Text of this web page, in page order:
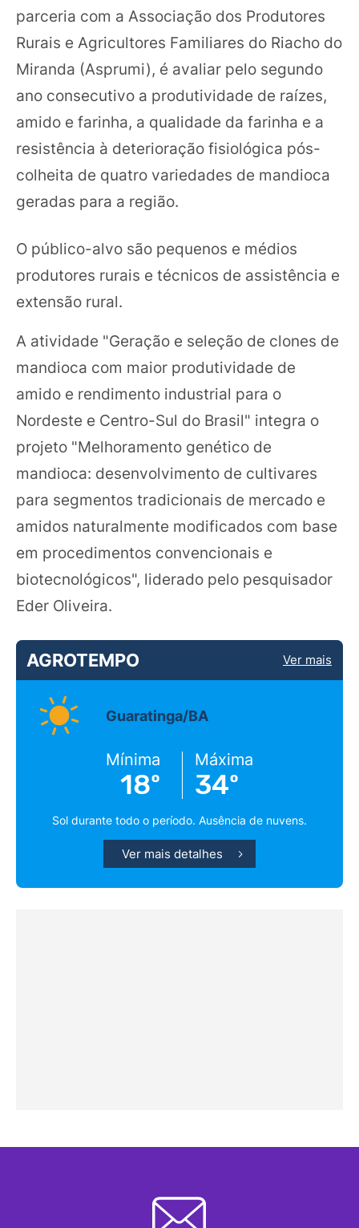
parceria com a Associação dos Produtores
Rurais e Agricultores Familiares do Riacho do
Miranda (Asprumi), é avaliar pelo segundo
ano consecutivo a produtividade de raízes,
amido e farinha, a qualidade da farinha e a
resistência à deterioração fisiológica pós-
colheita de quatro variedades de mandioca
geradas para a região.
O público-alvo são pequenos e médios
produtores rurais e técnicos de assistência e
extensão rural.
A atividade "Geração e seleção de clones de
mandioca com maior produtividade de
amido e rendimento industrial para o
Nordeste e Centro-Sul do Brasil" integra o
projeto "Melhoramento genético de
mandioca: desenvolvimento de cultivares
para segmentos tradicionais de mercado e
amidos naturalmente modificados com base
em procedimentos convencionais e
biotecnológicos", liderado pelo pesquisador
Eder Oliveira.
AGROTEMPO Ver mais
Guaratinga/BA
Mínima
18º
Máxima
34º
Sol durante todo o período. Ausência de nuvens.
Ver mais detalhes